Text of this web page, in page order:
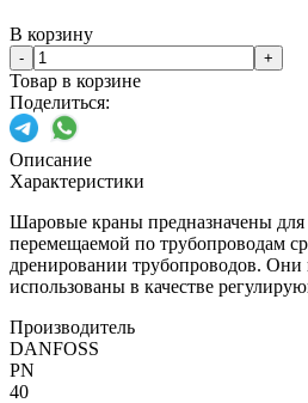
В корзину
- +
Товар в корзине
Поделиться:
Описание
Характеристики
Шаровые краны предназначены для
перемещаемой по трубопроводам
дренировании трубопроводов. Они
использованы в качестве
Производитель
DANFOSS
PN
40